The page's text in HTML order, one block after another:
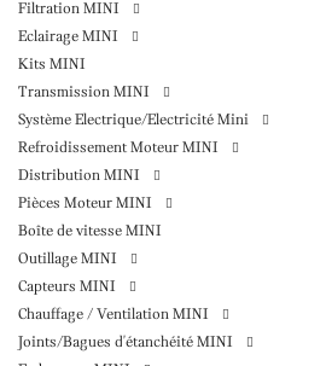
Filtration MINI
Eclairage MINI
Kits MINI
Transmission MINI
Système Electrique/Electricité Mini
Refroidissement Moteur MINI
Distribution MINI
Pièces Moteur MINI
Boîte de vitesse MINI
Outillage MINI
Capteurs MINI
Chauffage / Ventilation MINI
Joints/Bagues d'étanchéité MINI